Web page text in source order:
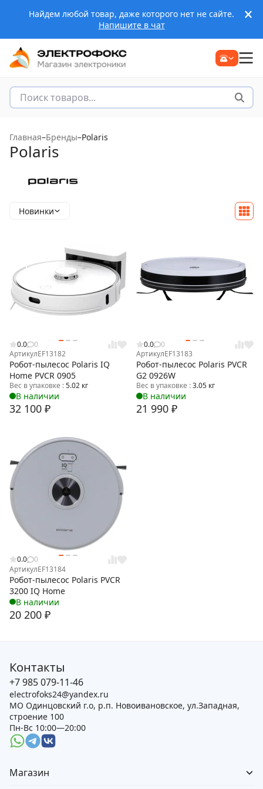
Найдем любой товар, даже которого нет не сайте.
Напишите в чат
Главная–Бренды–Polaris
Polaris
Новинки
0.0
0
АртикулEF13182
Робот-пылесос Polaris IQ
Home PVCR 0905
Вес в упаковке :5.02 кг
В наличии
32 100 ₽
0.0
0
АртикулEF13183
Робот-пылесос Polaris PVCR
G2 0926W
Вес в упаковке :3.05 кг
В наличии
21 990 ₽
0.0
0
АртикулEF13184
Робот-пылесос Polaris PVCR
3200 IQ Home
В наличии
20 200 ₽
Контакты
+7 985 079-11-46
electrofoks24@yandex.ru
МО Одинцовский г.о, р.п. Новоивановское, ул.Западная,
строение 100
Пн-Вс 10:00—20:00
Магазин